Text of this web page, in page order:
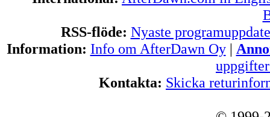
RSS-flöde: Nyaste
Information: Info om AfterDawn Oy|
Kontakta: Skicka